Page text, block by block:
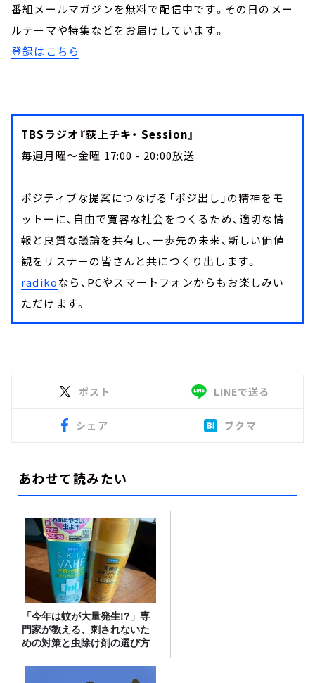
番組メールマガジンを無料で配信中です。その日のメー
ルテーマや特集などをお届けしています。
登録はこちら
TBSラジオ『荻上チキ・ Session』
毎週月曜～金曜 17:00 - 20:00放送
ポジティブな提案につなげる「ポジ出し」の精神をモ
ットーに、自由で寛容な社会をつくるため、適切な情
報と良質な議論を共有し、一歩先の未来、新しい価値
観をリスナーの皆さんと共につくり出します。
radikoなら、PCやスマートフォンからもお楽しみい
ただけます。
ポスト LINEで送る
シェア ブクマ
あわせて読みたい
「今年は蚊が大量発生!?」専
門家が教える、刺されないた
めの対策と虫除け剤の選び方